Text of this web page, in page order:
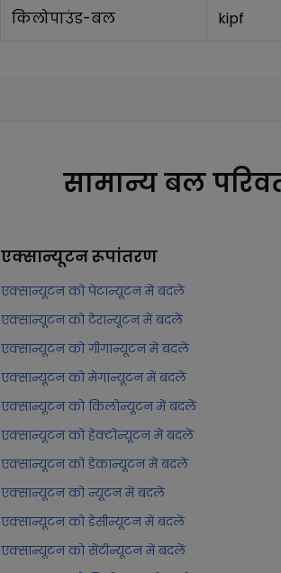
किलोपाउंड-बल kipf
सामान्य बल
एक्सान्यूटनरूपांतरण
एक्सान्यूटन को पेटान्यूटन में बदलें
एक्सान्यूटन को टेरान्यूटन में बदलें
एक्सान्यूटन को गीगान्यूटन में बदलें
एक्सान्यूटन को मेगान्यूटन में बदलें
एक्सान्यूटन को किलोन्यूटन में बदलें
एक्सान्यूटन को हेक्टोन्यूटन में बदलें
एक्सान्यूटन को डेकान्यूटन में बदलें
एक्सान्यूटन को न्यूटन में बदलें
एक्सान्यूटन को डेसीन्यूटन में बदलें
एक्सान्यूटन को सेंटीन्यूटन में बदलें